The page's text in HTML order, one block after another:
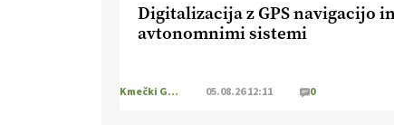
Digitalizacija z GPS navigacijo
avtonomnimi sistemi
Kmečki Glas 05.08.26 12:11 0